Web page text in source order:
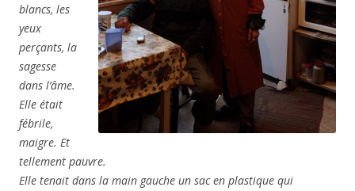
blancs, les
yeux
perçants, la
sagesse
dans l’âme.
Elle était
fébrile,
maigre. Et
tellement pauvre.
Elle tenait dans la main gauche un sac en plastique qui